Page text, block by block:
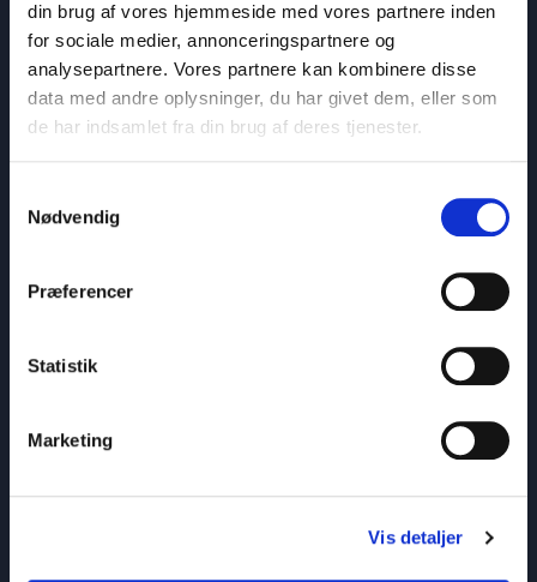
din brug af vores hjemmeside med vores partnere inden
for sociale medier, annonceringspartnere og
analysepartnere. Vores partnere kan kombinere disse
data med andre oplysninger, du har givet dem, eller som
de har indsamlet fra din brug af deres tjenester.
Nødvendig
Præferencer
Statistik
Marketing
Vis detaljer
Psykologisk tryghed i 2026
Bliv inspireret og tag handling med små justeringer i hverdagen